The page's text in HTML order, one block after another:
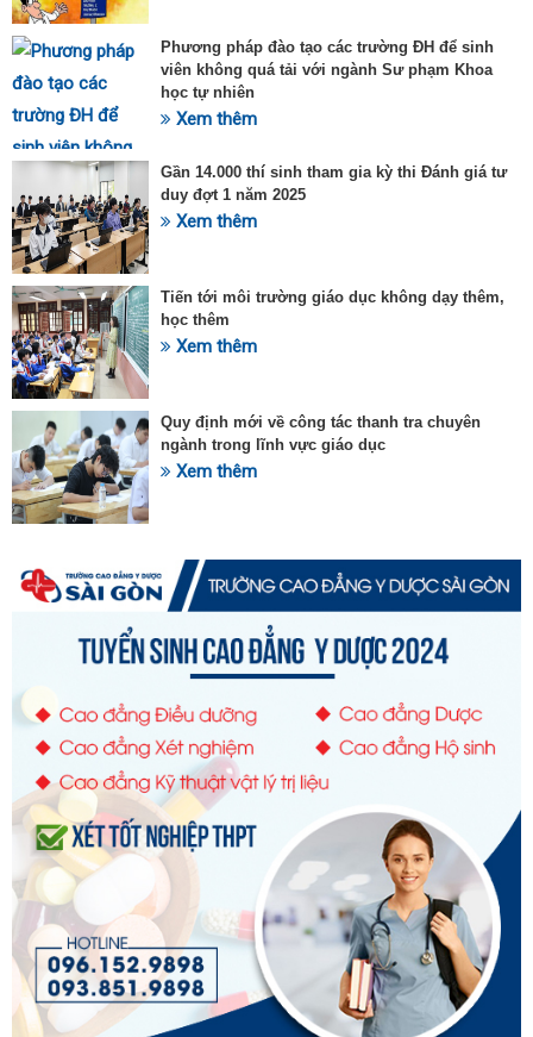
Phương pháp đào tạo các trường ĐH để sinh
viên không quá tải với ngành Sư phạm Khoa
học tự nhiên
Xem thêm
Gần 14.000 thí sinh tham gia kỳ thi Đánh giá tư
duy đợt 1 năm 2025
Xem thêm
Tiến tới môi trường giáo dục không dạy thêm,
học thêm
Xem thêm
Quy định mới về công tác thanh tra chuyên
ngành trong lĩnh vực giáo dục
Xem thêm